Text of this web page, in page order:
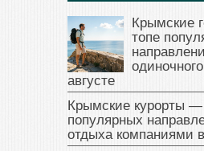
Крымские
топе
августе
Крымские курорты —
популярных
отдыха компаниями